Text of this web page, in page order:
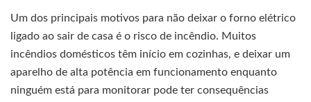
Um dos principais motivos para não deixar o forno elétrico
ligado ao sair de casa é o risco de incêndio. Muitos
incêndios domésticos têm início em cozinhas, e deixar um
aparelho de alta potência em funcionamento enquanto
ninguém está para monitorar pode ter consequências